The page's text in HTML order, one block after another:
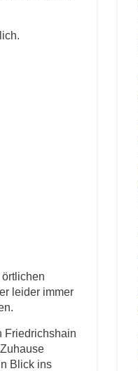
leider immer
Friedrichshain
Blick ins